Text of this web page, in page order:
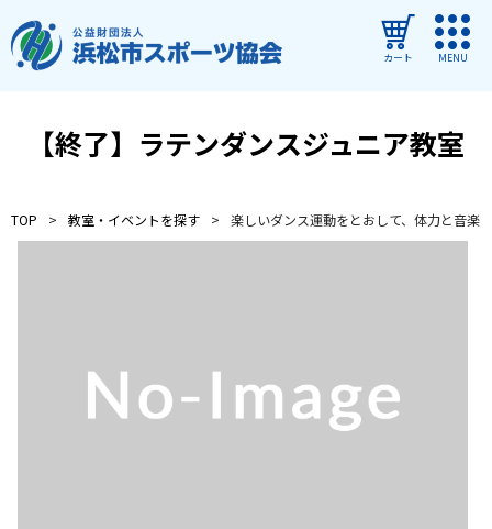
カート MENU
ご利用ガイド
管理施設
教室・イベントからのお知らせ
【終了】ラテンダンスジュニア教室
TOP 教室・イベントを探す 楽しいダンス運動をとおして、体力と音楽